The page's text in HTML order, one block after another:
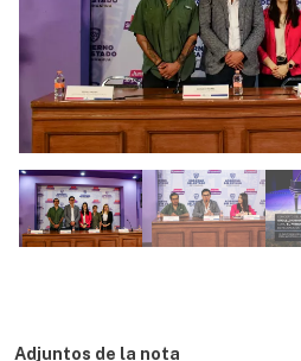
Adjuntos de la nota